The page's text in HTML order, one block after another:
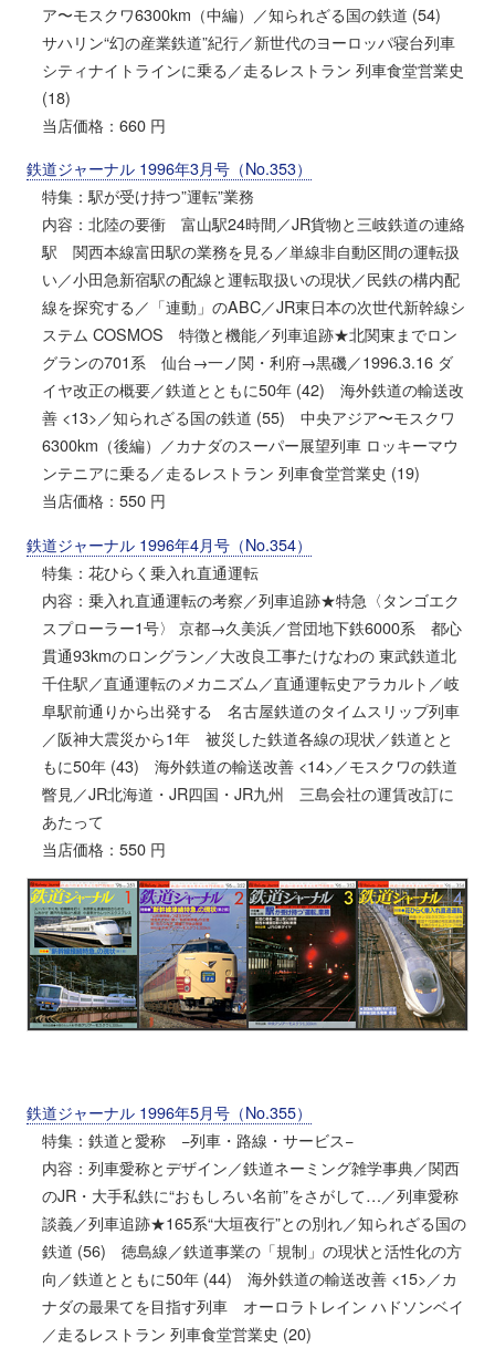
ア〜モスクワ6300km（中編）／知られざる国の鉄道 (54)
サハリン“幻の産業鉄道”紀行／新世代のヨーロッパ寝台列車
シティナイトラインに乗る／走るレストラン 列車食堂営業史
(18)
当店価格：660 円
鉄道ジャーナル 1996年3月号（No.353）
特集：駅が受け持つ”運転”業務
内容：北陸の要衝 富山駅24時間／JR貨物と三岐鉄道の連絡
駅 関西本線富田駅の業務を見る／単線非自動区間の運転扱
い／小田急新宿駅の配線と運転取扱いの現状／民鉄の構内配
線を探究する／「連動」のABC／JR東日本の次世代新幹線シ
ステム COSMOS 特徴と機能／列車追跡★北関東までロン
グランの701系 仙台→一ノ関・利府→黒磯／1996.3.16 ダ
イヤ改正の概要／鉄道とともに50年 (42) 海外鉄道の輸送改
善 <13>／知られざる国の鉄道 (55) 中央アジア〜モスクワ
6300km（後編）／カナダのスーパー展望列車 ロッキーマウ
ンテニアに乗る／走るレストラン 列車食堂営業史 (19)
当店価格：550 円
鉄道ジャーナル 1996年4月号（No.354）
特集：花ひらく乗入れ直通運転
内容：乗入れ直通運転の考察／列車追跡★特急〈タンゴエク
スプローラー1号〉 京都→久美浜／営団地下鉄6000系 都心
貫通93kmのロングラン／大改良工事たけなわの 東武鉄道北
千住駅／直通運転のメカニズム／直通運転史アラカルト／岐
阜駅前通りから出発する 名古屋鉄道のタイムスリップ列車
／阪神大震災から1年 被災した鉄道各線の現状／鉄道とと
もに50年 (43) 海外鉄道の輸送改善 <14>／モスクワの鉄道
瞥見／JR北海道・JR四国・JR九州 三島会社の運賃改訂に
あたって
当店価格：550 円
鉄道ジャーナル 1996年5月号（No.355）
特集：鉄道と愛称 −列車・路線・サービス−
内容：列車愛称とデザイン／鉄道ネーミング雑学事典／関西
のJR・大手私鉄に“おもしろい名前”をさがして…／列車愛称
談義／列車追跡★165系“大垣夜行”との別れ／知られざる国の
鉄道 (56) 徳島線／鉄道事業の「規制」の現状と活性化の方
向／鉄道とともに50年 (44) 海外鉄道の輸送改善 <15>／カ
ナダの最果てを目指す列車 オーロラトレイン ハドソンベイ
／走るレストラン 列車食堂営業史 (20)